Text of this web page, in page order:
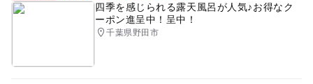
四季を感じられる露天風呂が人気♪お得なク
ーポン進呈中！呈中！
千葉県野田市